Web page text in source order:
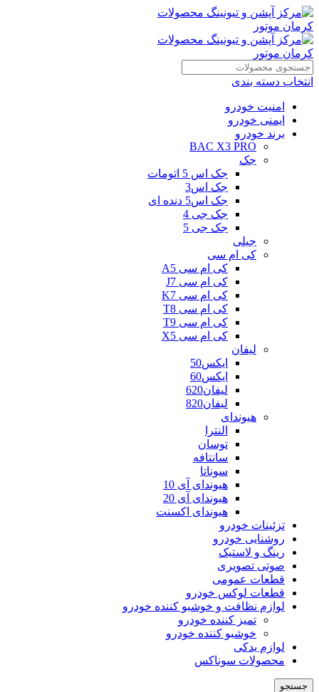
انتخاب دسته بندی
امنیت خودرو
ایمنی خودرو
برند خودرو
BAC X3 PRO
جک
جک اس 5 اتومات
جک اس3
جک اس5 دنده ای
جک جی 4
جک جی 5
جیلی
کی ام سی
کی ام سی A5
کی ام سی J7
کی ام سی K7
کی ام سی T8
کی ام سی T9
کی ام سی X5
لیفان
ایکس50
ایکس60
لیفان620
لیفان820
هیوندای
النترا
توسان
سانتافه
سوناتا
هیوندای آی 10
هیوندای آی 20
هیوندای اکسنت
تزئینات خودرو
روشنایی خودرو
رینگ و لاستیک
صوتی تصویری
قطعات عمومی
قطعات لوکس خودرو
لوازم نظافت و خوشبو کننده خودرو
تمیز کننده خودرو
خوشبو کننده خودرو
لوازم یدکی
محصولات سوناکس
جستجو